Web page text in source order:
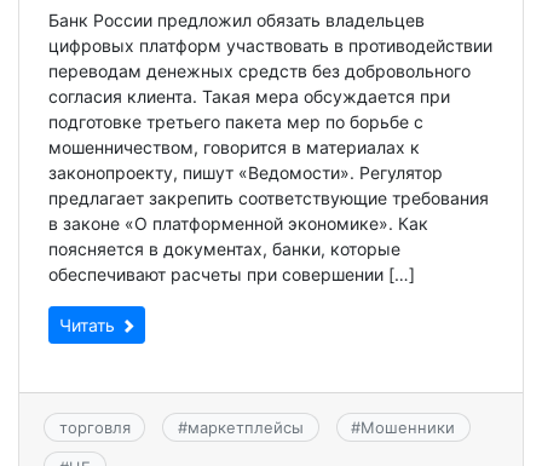
Банк России предложил обязать владельцев
цифровых платформ участвовать в противодействии
переводам денежных средств без добровольного
согласия клиента. Такая мера обсуждается при
подготовке третьего пакета мер по борьбе с
мошенничеством, говорится в материалах к
законопроекту, пишут «Ведомости». Регулятор
предлагает закрепить соответствующие требования
в законе «О платформенной экономике». Как
поясняется в документах, банки, которые
обеспечивают расчеты при совершении […]
Читать
торговля #маркетплейсы #Мошенники